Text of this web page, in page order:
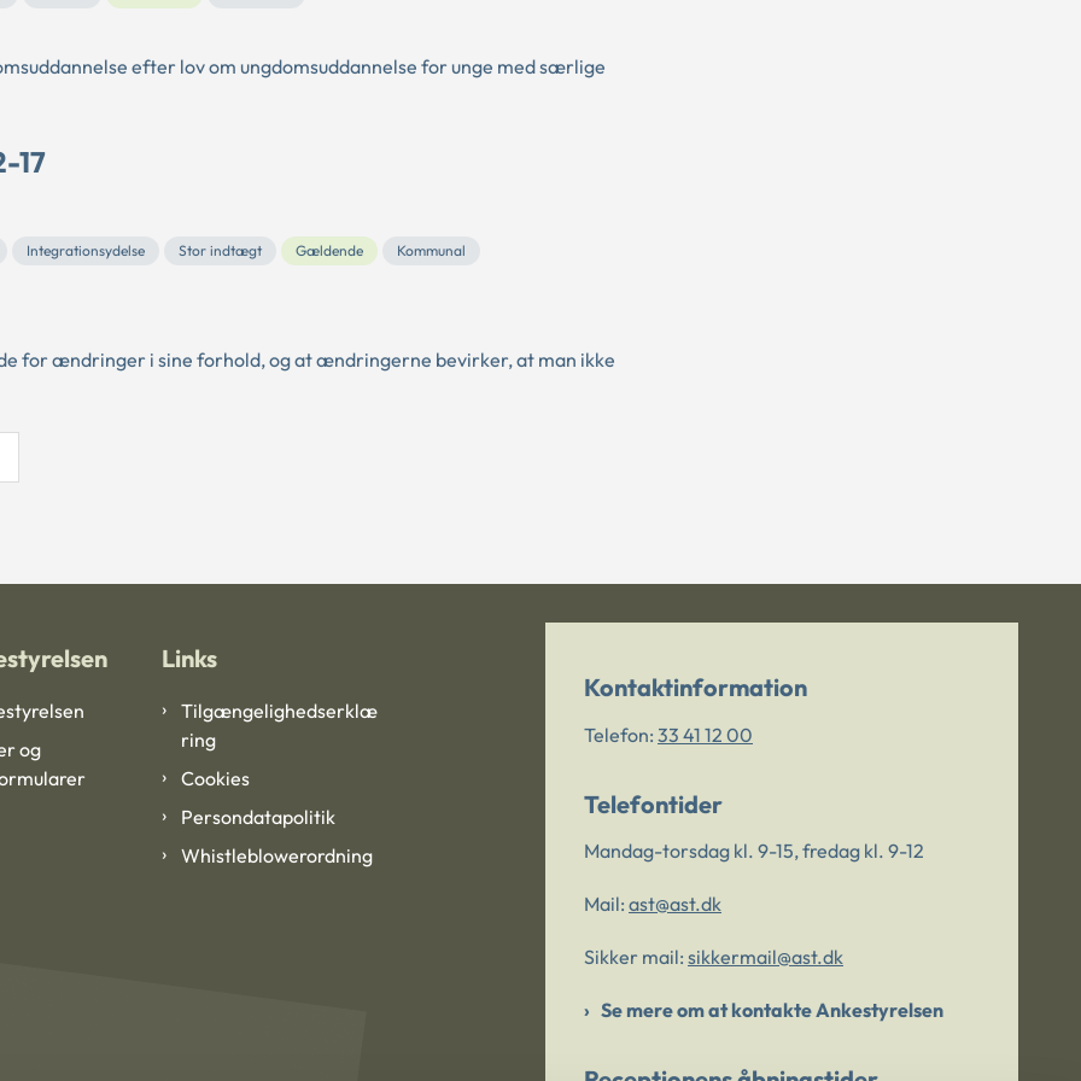
efter lov om ungdomsuddannelse for unge med særlige
17
Integrationsydelse Stor indtægt Gældende Kommunal
for ændringer i sine forhold, og at ændringerne bevirker, at man ikke
og
Links
Tilgængelighedserklæ
ring
Cookies
Persondatapolitik
Whistleblowerordning
Kontaktinformation
Telefon: 33 41 12 00
Telefontider
Mandag-torsdag kl. 9-15, fredag kl. 9-12
Mail: ast@ast.dk
Sikker mail: sikkermail@ast.dk
Se mere om at kontakte Ankestyrelsen